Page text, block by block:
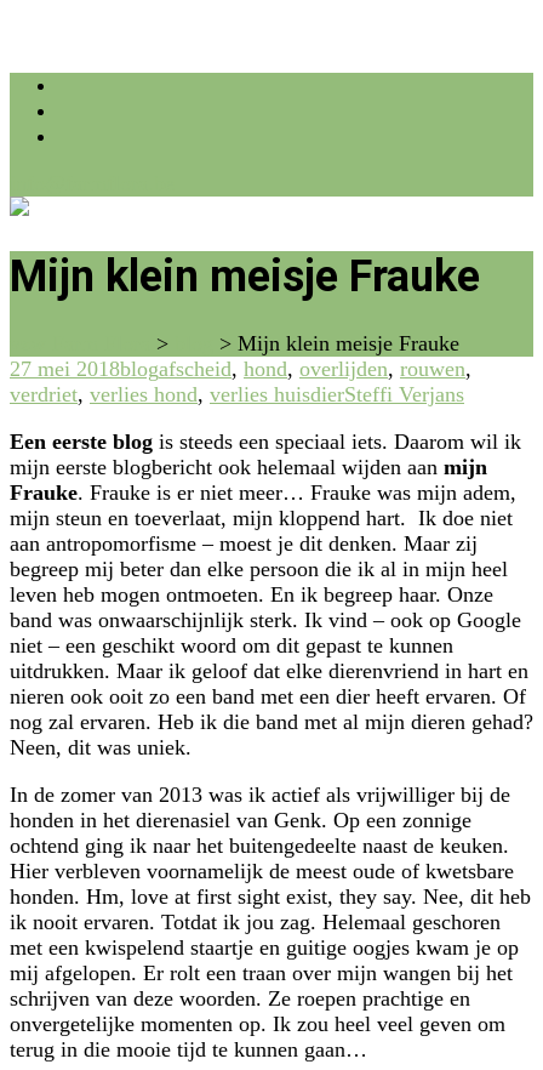
Mijn klein meisje Frauke
> > Mijn klein meisje Frauke
27 mei 2018blogafscheid, hond, overlijden, rouwen,
verdriet, verlies hond, verlies huisdierSteffi Verjans
Een eerste blog is steeds een speciaal iets. Daarom wil ik
mijn eerste blogbericht ook helemaal wijden aan mijn
Frauke. Frauke is er niet meer… Frauke was mijn adem,
mijn steun en toeverlaat, mijn kloppend hart. Ik doe niet
aan antropomorfisme – moest je dit denken. Maar zij
begreep mij beter dan elke persoon die ik al in mijn heel
leven heb mogen ontmoeten. En ik begreep haar. Onze
band was onwaarschijnlijk sterk. Ik vind – ook op Google
niet – een geschikt woord om dit gepast te kunnen
uitdrukken. Maar ik geloof dat elke dierenvriend in hart en
nieren ook ooit zo een band met een dier heeft ervaren. Of
nog zal ervaren. Heb ik die band met al mijn dieren gehad?
Neen, dit was uniek.
In de zomer van 2013 was ik actief als vrijwilliger bij de
honden in het dierenasiel van Genk. Op een zonnige
ochtend ging ik naar het buitengedeelte naast de keuken.
Hier verbleven voornamelijk de meest oude of kwetsbare
honden. Hm, love at first sight exist, they say. Nee, dit heb
ik nooit ervaren. Totdat ik jou zag. Helemaal geschoren
met een kwispelend staartje en guitige oogjes kwam je op
mij afgelopen. Er rolt een traan over mijn wangen bij het
schrijven van deze woorden. Ze roepen prachtige en
onvergetelijke momenten op. Ik zou heel veel geven om
terug in die mooie tijd te kunnen gaan…